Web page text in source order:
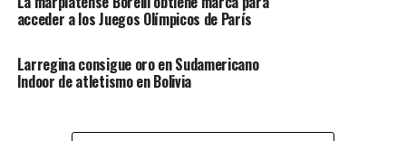
Los 100 metros varonil de
#Paris2024tienen nuevo
rey, es el estadounidense
acceder a los Juegos Olímpicos de París
Larregina consigue oro en Sudamericano
Indoor de atletismo en Bolivia